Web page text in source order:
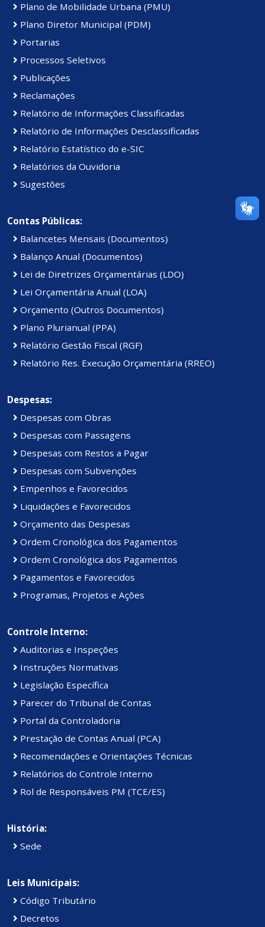
Plano de Mobilidade Urbana (PMU)
Plano Diretor Municipal (PDM)
Portarias
Processos Seletivos
Publicações
Reclamações
Relatório de Informações Classificadas
Relatório de Informações Desclassificadas
Relatório Estatístico do e-SIC
Relatórios da Ouvidoria
Sugestões
Contas Públicas:
Balancetes Mensais (Documentos)
Balanço Anual (Documentos)
Lei de Diretrizes Orçamentárias (LDO)
Lei Orçamentária Anual (LOA)
Orçamento (Outros Documentos)
Plano Plurianual (PPA)
Relatório Gestão Fiscal (RGF)
Relatório Res. Execução Orçamentária (RREO)
Despesas:
Despesas com Obras
Despesas com Passagens
Despesas com Restos a Pagar
Despesas com Subvenções
Empenhos e Favorecidos
Liquidações e Favorecidos
Orçamento das Despesas
Ordem Cronológica dos Pagamentos
Ordem Cronológica dos Pagamentos
Pagamentos e Favorecidos
Programas, Projetos e Ações
Controle Interno:
Auditorias e Inspeções
Instruções Normativas
Legislação Específica
Parecer do Tribunal de Contas
Portal da Controladoria
Prestação de Contas Anual (PCA)
Recomendações e Orientações Técnicas
Relatórios do Controle Interno
Rol de Responsáveis PM (TCE/ES)
História:
Sede
Leis Municipais:
Código Tributário
Decretos